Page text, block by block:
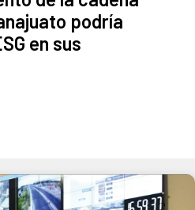
podría
en sus